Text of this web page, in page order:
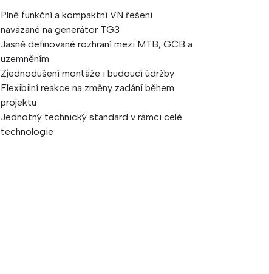
Plně funkční a kompaktní VN řešení
navázané na generátor TG3
Jasně definované rozhraní mezi MTB, GCB a
uzemněním
Zjednodušení montáže i budoucí údržby
Flexibilní reakce na změny zadání během
projektu
Jednotný technický standard v rámci celé
technologie